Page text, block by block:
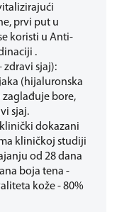
prvi put u
koristi u Anti-
.
zdravi sjaj):
(hijaluronska
zaglađuje bore,
sjaj.
dokazani
kliničkoj studiji
od 28 dana
boja tena -
kože - 80%